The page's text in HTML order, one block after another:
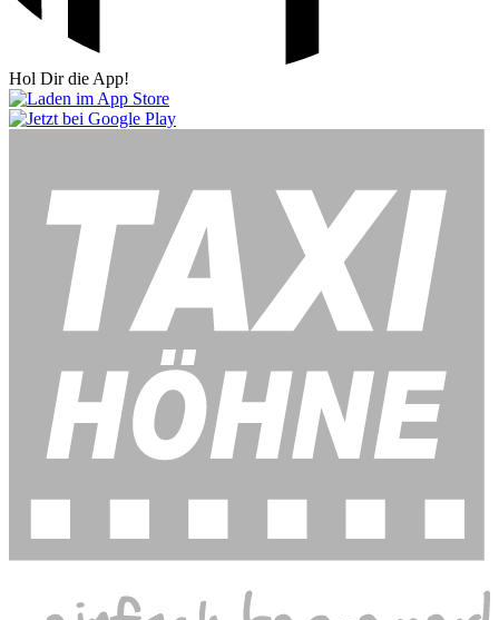
Hol Dir die App!